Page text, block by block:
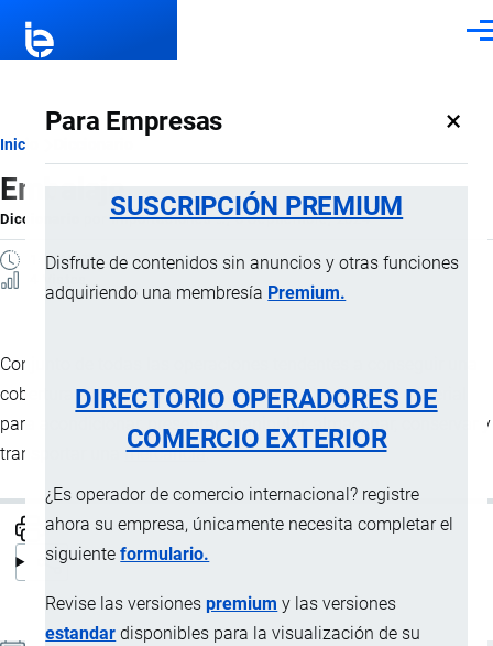
Para Empresas ×
SUSCRIPCIÓN PREMIUM
Disfrute de contenidos sin anuncios y otras funciones
adquiriendo una membresía Premium.
DIRECTORIO OPERADORES DE
COMERCIO EXTERIOR
¿Es operador de comercio internacional? registre
ahora su empresa, únicamente necesita completar el
siguienteformulario.
Revise las versionespremium y las versiones
estandar disponibles para la visualización de su
Ruta
de
navegación
Inicio
Embalaje
Diccionario porImportaciones …, 8 Septiembre, 2024
1 MINUTO
Conjunto de todas las operaciones tendentes a conseguir una
cobertura exterior delenvasecon cualquier medio o material
para acondicionar, presentar, manipular, almacenar, conservar y
transportar una mercancía.